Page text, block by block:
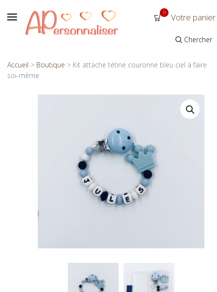
0 Votre panier
Chercher
Accueil > Boutique > Kit attache tétine couronne bleu ciel à faire
soi-même